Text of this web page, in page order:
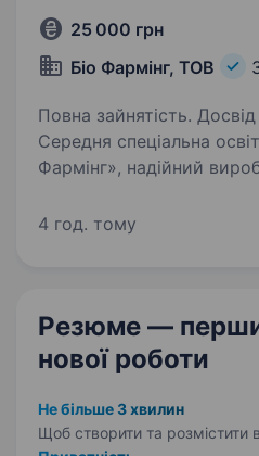
25 000 грн
Біо Фармінг, ТОВ
Повна зайнятість.
Середня спеціальна освіта. Ми — ТОВ
Фармінг», надійний
Наша компанія працює на
4 год. тому
Резюме —
нової роботи
Не більше 3 хвилин
Щоб створити та розмістити